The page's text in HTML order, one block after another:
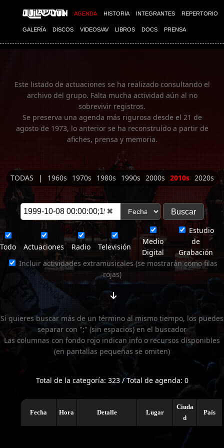
AGENDA HISTORIA INTEGRANTES REPERTORIO
GALERÍA DISCOS VIDEOS/AV LIBROS DOCS PRENSA
Imagen 01
Este listado de actuaciones se ha realizado consultando el
archivo del grupo. Falta mucha actividad aún al no
sobrevivir registros.
Se preserva una agenda más rigurosa desde el 21 de
agosto de 1973, lo anterior se ha reconstruído a partir de
afiches, prensa y memoria.
TODAS | 1960s 1970s 1980s 1990s 2000s 2010s 2020s
✖
Todo Actuaciones Radio Televisión
Medio
Digital
Estudio
de
Grabación
Incluir actividades extramusicales (se mostrarán como filas
rojas)
Si quieres buscar más de un término al mismo tiempo, los puedes
separar con ";" (sin espacios) en el buscador
Las columnas con fondo rojo indican info o recursos disponibles
(en pantallas pequeñas se omiten)
Total de la categoría: 323 / Total de agenda: 0
Fecha Hora Detalle Lugar
Ciuda
d
País